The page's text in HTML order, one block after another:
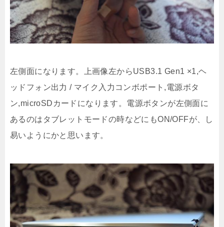
左側面になります。上画像左からUSB3.1 Gen1 ×1,ヘ
ッドフォン出力 / マイク入力コンボポート,電源ボタ
ン,microSDカードになります。電源ボタンが左側面に
あるのはタブレットモードの時などにもON/OFFが、し
易いようにかと思います。